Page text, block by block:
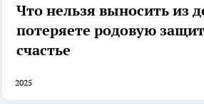
Что нельзя выносить из
потеряете родовую
счастье
2025